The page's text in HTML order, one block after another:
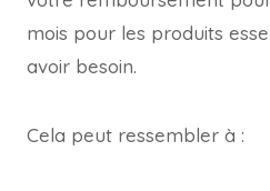
mois pour les produits
avoir besoin.
Cela peut ressembler à :